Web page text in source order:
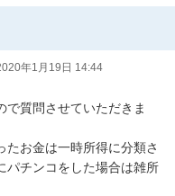
年1月19日 14:44
で質問させていただきま
お金は一時所得に分類さ
パチンコをした場合は雑所